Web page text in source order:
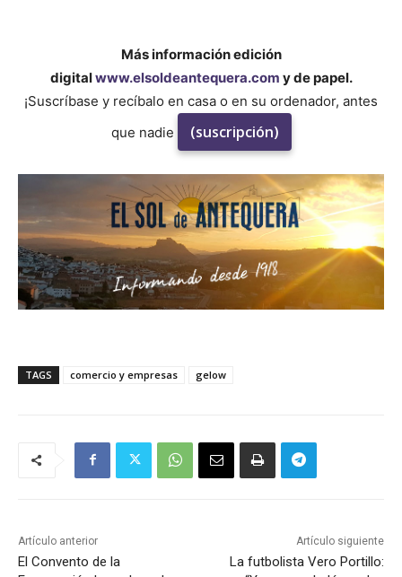
Más información edición
digitalwww.elsoldeantequera.com y de papel.
¡Suscríbase y recíbalo en casa o en su ordenador, antes
que nadie
(suscripción)
TAGS comercio y empresas gelow
Artículo anterior
El Convento de la
Artículo siguiente
La futbolista Vero Portillo: